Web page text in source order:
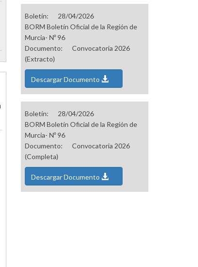
Boletín:
28/04/2026
BORM Boletín Oficial de la Región de
Murcia- Nº 96
Documento:
Convocatoria 2026
(Extracto)
Descargar Documento
Boletín:
28/04/2026
BORM Boletín Oficial de la Región de
Murcia- Nº 96
Documento:
Convocatoria 2026
(Completa)
Descargar Documento